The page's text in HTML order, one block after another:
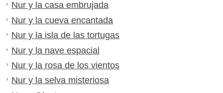
Nur y la casa embrujada
Nur y la cueva encantada
Nur y la isla de las tortugas
Nur y la nave espacial
Nur y la rosa de los vientos
Nur y la selva misteriosa